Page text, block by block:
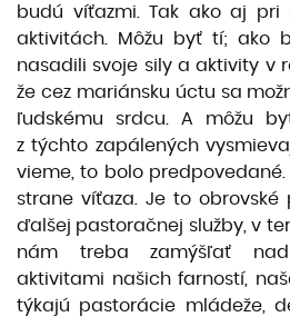
budú víťazmi. Tak ako aj
aktivitách. Môžu byť tí; ako
nasadili svoje sily a aktivity v
že cez mariánsku úctu sa
ľudskému srdcu. A môžu
z týchto zapálených
vieme, to bolo
strane víťaza. Je to
ďalšej pastoračnej služby, v
nám treba zamýšľať
aktivitami našich farností,
týkajú pastorácie mládeže,